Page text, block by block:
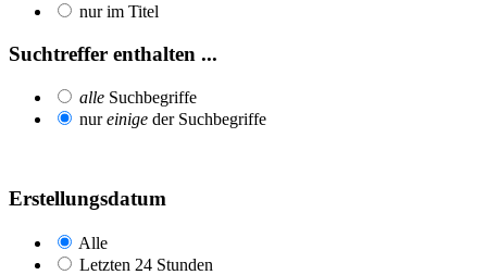
nur im Titel
Suchtreffer enthalten ...
alle Suchbegriffe
nureinige der Suchbegriffe
Erstellungsdatum
Alle
Letzten 24 Stunden